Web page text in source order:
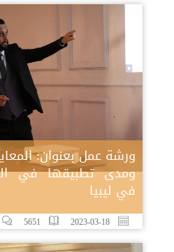
ورشة عمل بعنوان:
ومدى تطبيقها في
في ليبيا